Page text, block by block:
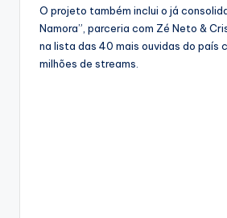
O projeto também inclui o já
Namora”, parceria com Zé Neto &
na lista das 40 mais ouvidas do país
milhões de streams.